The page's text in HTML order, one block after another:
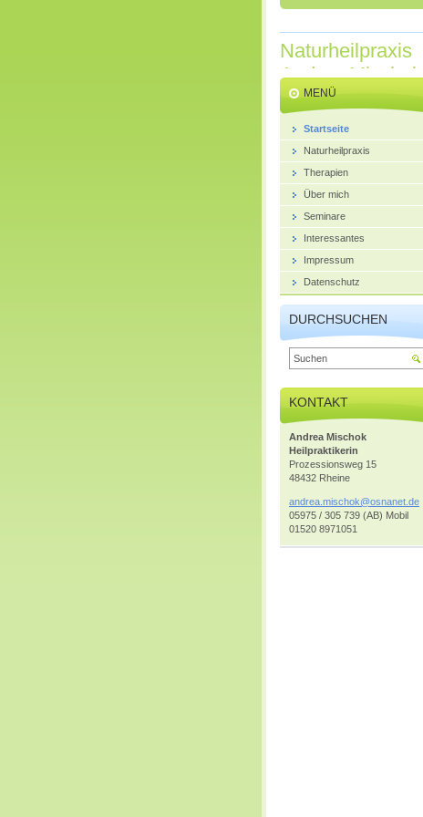
Naturheilpraxis
Andrea Mischok
MENÜ
Startseite
Naturheilpraxis
Therapien
Über mich
Seminare
Interessantes
Impressum
Datenschutz
DURCHSUCHEN
KONTAKT
Andrea Mischok
Heilpraktikerin
Prozessionsweg 15
48432 Rheine
andrea.mischok@osnanet.de
05975 / 305 739 (AB) Mobil
01520 8971051